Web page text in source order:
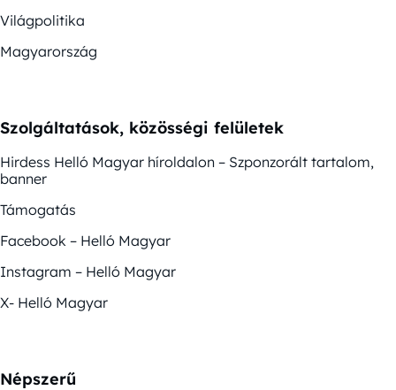
Világpolitika
Magyarország
Szolgáltatások, közösségi felületek
Hirdess Helló Magyar híroldalon – Szponzorált tartalom,
banner
Támogatás
Facebook – Helló Magyar
Instagram – Helló Magyar
X- Helló Magyar
Népszerű